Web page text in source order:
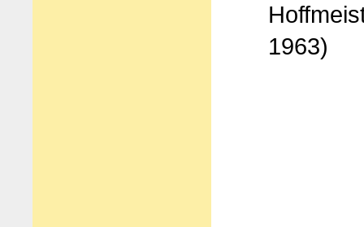
1963)